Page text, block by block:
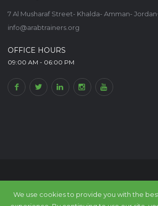
7 Al Musharaf Street- Khalda- Amman-
info@arabtrainers.org
OFFICE HOURS
09:00 AM - 06:00 PM
© Arab Trainers Union-Arab Expert Portal, All
Council of Arab Economic Unity
We use cookies to provide you with the